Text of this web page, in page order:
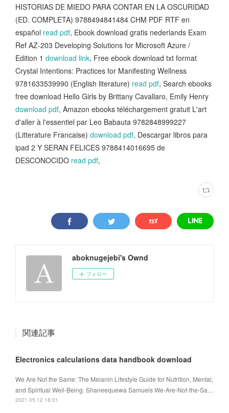
HISTORIAS DE MIEDO PARA CONTAR EN LA OSCURIDAD
(ED. COMPLETA) 9788494841484 CHM PDF RTF en
español read pdf, Ebook download gratis nederlands Exam
Ref AZ-203 Developing Solutions for Microsoft Azure /
Edition 1 download link, Free ebook download txt format
Crystal Intentions: Practices for Manifesting Wellness
9781633539990 (English literature) read pdf, Search ebooks
free download Hello Girls by Brittany Cavallaro, Emily Henry
download pdf, Amazon ebooks téléchargement gratuit L'art
d'aller à l'essentiel par Leo Babauta 9782848999227
(Litterature Francaise) download pdf, Descargar libros para
ipad 2 Y SERAN FELICES 9788414016695 de
DESCONOCIDO read pdf,
aboknugejebi's Ownd
フォロー
関連記事
Electronics calculations data handbook download
We Are Not the Same: The Melanin Lifestyle Guide for Nutrition, Mental,
and Spiritual Well-Being. Shaneequewa Samuels We-Are-Not-the-Sa…
2021.05.12 18:01